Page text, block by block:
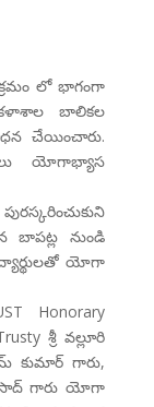
లో భాగంగా
బాలికల
చేయించారు.
యోగాభ్యాస
బాపట్ల నుండి
యోగా
Honorary
శ్రీ వల్లూరి
కుమార్ గారు,
గారు యోగా